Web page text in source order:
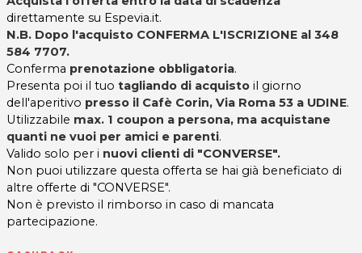
direttamente su Espevia.it.
N.B. Dopo l'acquisto CONFERMA L'ISCRIZIONE al 348
584 7707.
Conferma prenotazione obbligatoria.
Presenta poi il tuo tagliando di acquisto il giorno
dell'aperitivo presso il Cafè Corin, Via Roma 53 a UDINE.
Utilizzabile max. 1 coupon a persona, ma acquistane
quanti ne vuoi per amici e parenti.
Valido solo per i nuovi clienti di "CONVERSE".
Non puoi utilizzare questa offerta se hai già beneficiato di
altre offerte di "CONVERSE".
Non è previsto il rimborso in caso di mancata
partecipazione.